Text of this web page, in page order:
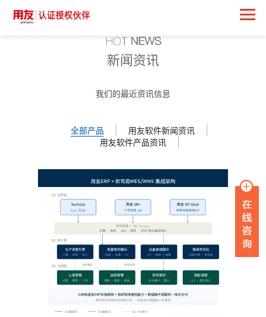
新闻资讯
我们的最近资讯信息
全部产品
用友软件新闻资讯
用友软件产品资讯